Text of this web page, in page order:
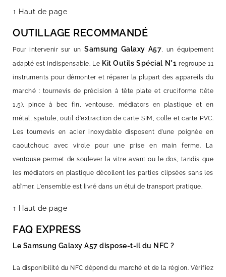
↑ Haut de page
OUTILLAGE RECOMMANDÉ
Pour intervenir sur un Samsung Galaxy A57, un équipement
adapté est indispensable. Le Kit Outils Spécial N°1 regroupe 11
instruments pour démonter et réparer la plupart des appareils du
marché : tournevis de précision à tête plate et cruciforme (tête
1,5), pince à bec fin, ventouse, médiators en plastique et en
métal, spatule, outil d'extraction de carte SIM, colle et carte PVC.
Les tournevis en acier inoxydable disposent d'une poignée en
caoutchouc avec virole pour une prise en main ferme. La
ventouse permet de soulever la vitre avant ou le dos, tandis que
les médiators en plastique décollent les parties clipsées sans les
abîmer. L'ensemble est livré dans un étui de transport pratique.
↑ Haut de page
FAQ EXPRESS
Le Samsung Galaxy A57 dispose-t-il du NFC ?
La disponibilité du NFC dépend du marché et de la région. Vérifiez